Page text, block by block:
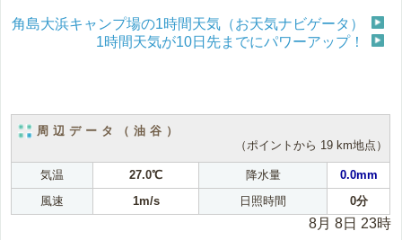
角島大浜キャンプ場の1時間天気（お天気ナビゲータ）
1時間天気が10日先までにパワーアップ！
周辺データ（油谷）
（ポイントから 19 km地点）
気温 27.0℃ 降水量
0.0mm
風速
1m/s 日照時間 0分
8月 8日 23時